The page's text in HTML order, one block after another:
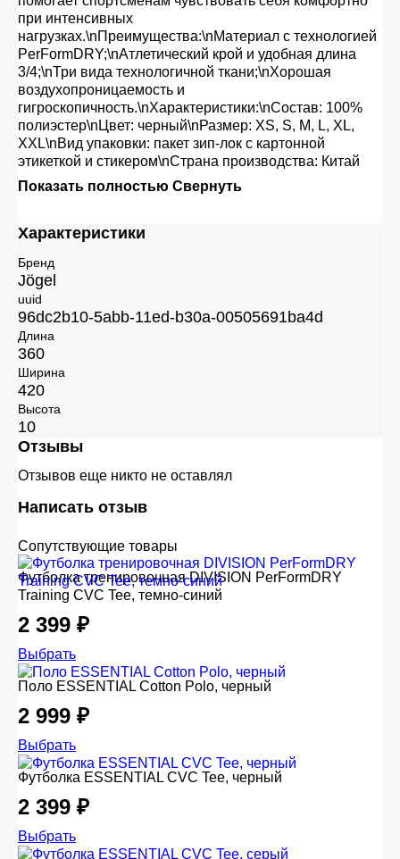
при интенсивных
нагрузках.\nПреимущества:\nМатериал с технологией
PerFormDRY;\nАтлетический крой и удобная длина
3/4;\nТри вида технологичной ткани;\nХорошая
воздухопроницаемость и
гигроскопичность.\nХарактеристики:\nСостав: 100%
полиэстер\nЦвет: черный\nРазмер: XS, S, M, L, XL,
XXL\nВид упаковки: пакет зип-лок с картонной
этикеткой и стикером\nСтрана производства: Китай
Показать полностью Свернуть
Характеристики
Бренд
Jögel
uuid
96dc2b10-5abb-11ed-b30a-00505691ba4d
Длина
360
Ширина
420
Высота
10
Отзывы
Отзывов еще никто не оставлял
Написать отзыв
Сопутствующие товары
Футболка тренировочная DIVISION PerFormDRY
Training CVC Tee, темно-синий
2 399 ₽
Выбрать
Поло ESSENTIAL Cotton Polo, черный
2 999 ₽
Выбрать
Футболка ESSENTIAL CVC Tee, черный
2 399 ₽
Выбрать